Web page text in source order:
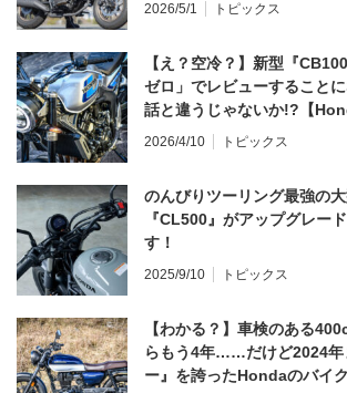
2026/5/1 トピックス
【え？空冷？】新型『
ゼロ」でレビューすること
話と違うじゃないか!?【
てならず／CB1000F ①第一
2026/4/10 トピックス
のんびりツーリング最強の
『CL500』がアップグレー
す！
2025/9/10 トピックス
【わかる？】車検のある
らもう4年……だけど2024年
ー』を誇ったHondaのバイ